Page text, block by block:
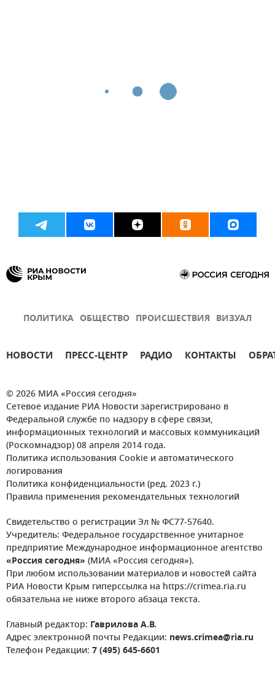
ПОЛИТИКА ОБЩЕСТВО ПРОИСШЕСТВИЯ ВИЗУАЛ
НОВОСТИ ПРЕСС-ЦЕНТР РАДИО КОНТАКТЫ
© 2026 МИА «Россия сегодня»
Сетевое издание РИА Новости зарегистрировано в
Федеральной службе по надзору в сфере связи,
информационных технологий и массовых коммуникаций
(Роскомнадзор) 08 апреля 2014 года.
Политика использования Cookie и автоматического
логирования
Политика конфиденциальности (ред. 2023 г.)
Правила применения рекомендательных технологий
Свидетельство о регистрации Эл № ФС77-57640.
Учредитель: Федеральное государственное унитарное
предприятие Международное информационное агентство
«Россия сегодня» (МИА «Россия сегодня»).
При любом использовании материалов и новостей сайта
РИА Новости Крым гиперссылка на https://crimea.ria.ru
обязательна не ниже второго абзаца текста.
Главный редактор: Гаврилова А.В.
Адрес электронной почты Редакции: news.crimea@ria.ru
Телефон Редакции: 7 (495) 645-6601